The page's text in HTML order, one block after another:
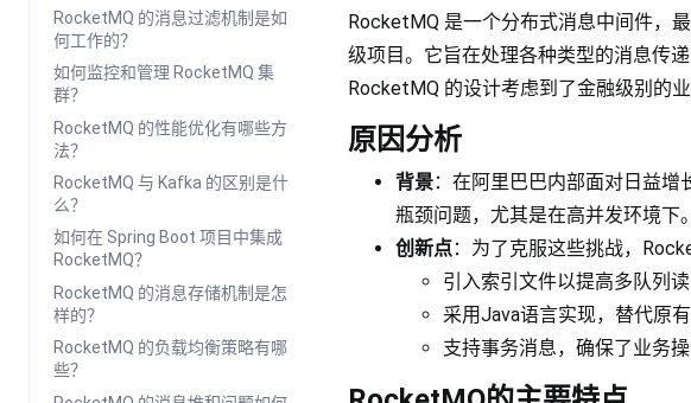
RocketMQ 的消息过滤机制是如
何工作的？
如何监控和管理 RocketMQ 集
群？
RocketMQ 的性能优化有哪些方
法？
RocketMQ 与 Kafka 的区别是什
么？
如何在 Spring Boot 项目中集成
RocketMQ？
RocketMQ 的消息存储机制是怎
样的？
RocketMQ 的负载均衡策略有哪
些？
RocketMQ 是一个分布式消息中间件，
级项目。它旨在处理各种类型的消息传
RocketMQ 的设计考虑到了金融级别的
原因分析
背景：在阿里巴巴内部面对日益增
瓶颈问题，尤其是在高并发环境下。
创新点：为了克服这些挑战，
引入索引文件以提高多队列读
采用Java语言实现，替代原
支持事务消息，确保了业务操